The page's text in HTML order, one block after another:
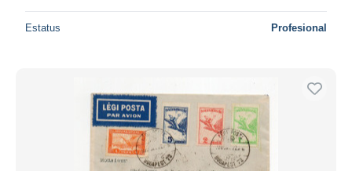
Estatus Profesional